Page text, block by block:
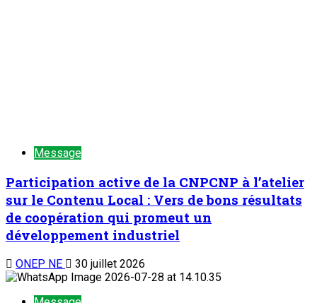
Message
Approfondissement de la Coopération Locale
et Promotion conjointe du Développement
industriel : WAPCO Niger participe à l’atelier
sur la mise en œuvre des contenus locaux de
l’industrie pétrolière nigérienne
ONEP NE 29 juillet 2026